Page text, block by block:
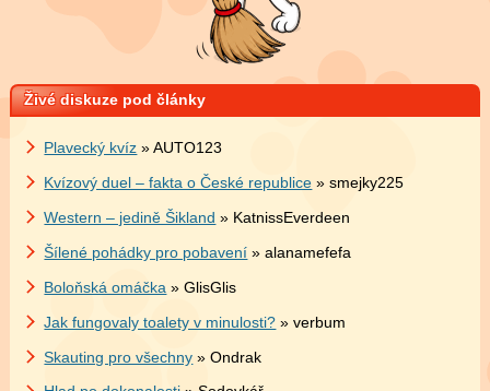
Živé diskuze pod články
Plavecký kvíz » AUTO123
Kvízový duel – fakta o České republice » smejky225
Western – jedině Šikland » KatnissEverdeen
Šílené pohádky pro pobavení » alanamefefa
Boloňská omáčka » GlisGlis
Jak fungovaly toalety v minulosti? » verbum
Skauting pro všechny » Ondrak